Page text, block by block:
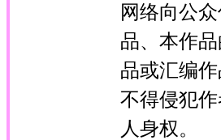
网络向公
品、本作
品或汇编
不得侵犯
人身权。